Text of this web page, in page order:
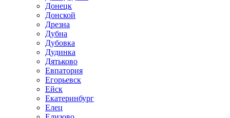
Донецк
Донской
Дрезна
Дубна
Дубовка
Дудинка
Дятьково
Евпатория
Егорьевск
Ейск
Екатеринбург
Елец